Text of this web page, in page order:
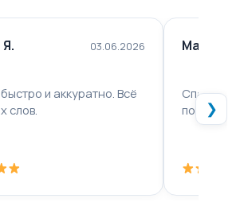
03.06.2026
и аккуратно. Всё
слов.
Марина
Спасибо
❯